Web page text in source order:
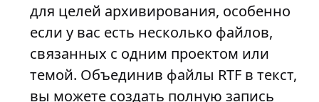
для целей архивирования, особенно
если у вас есть несколько файлов,
связанных с одним проектом или
темой. Объединив файлы RTF в текст,
вы можете создать полную запись